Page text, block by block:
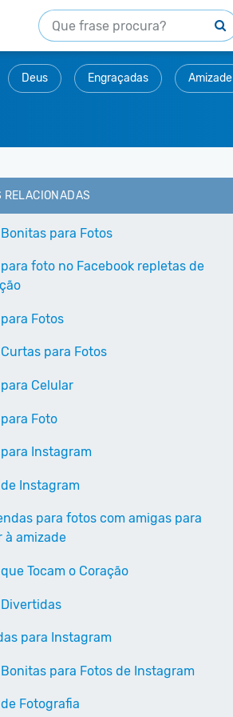
Deus Engraçadas Amizade
RELACIONADAS
para Fotos
para foto no Facebook repletas de
Fotos
para Fotos
Celular
Foto
Instagram
Instagram
para fotos com amigas para
à amizade
Tocam o Coração
para Instagram
para Fotos de Instagram
Fotografia